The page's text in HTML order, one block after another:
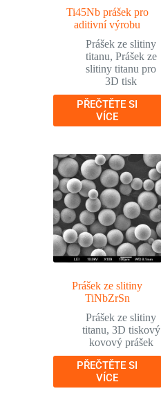
Ti45Nb prášek pro
aditivní výrobu
Prášek ze slitiny
titanu, Prášek ze
slitiny titanu pro
3D tisk
PŘEČTĚTE SI
VÍCE
Prášek ze slitiny
TiNbZrSn
Prášek ze slitiny
titanu, 3D tiskový
kovový prášek
PŘEČTĚTE SI
VÍCE